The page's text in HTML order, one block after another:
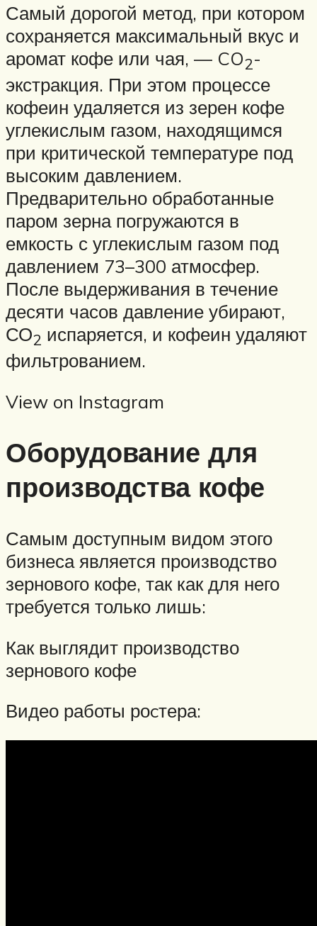
Самый дорогой метод, при котором
сохраняется максимальный вкус и
аромат кофе или чая, — CO2-
экстракция. При этом процессе
кофеин удаляется из зерен кофе
углекислым газом, находящимся
при критической температуре под
высоким давлением.
Предварительно обработанные
паром зерна погружаются в
емкость с углекислым газом под
давлением 73–300 атмосфер.
После выдерживания в течение
десяти часов давление убирают,
СО2 испаряется, и кофеин удаляют
фильтрованием.
View on Instagram
Оборудование для
производства кофе
Самым доступным видом этого
бизнеса является производство
зернового кофе, так как для него
требуется только лишь:
Как выглядит производство
зернового кофе
Видео работы роcтера: